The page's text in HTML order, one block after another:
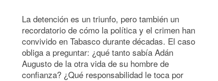
La detención es un triunfo, pero también un
recordatorio de cómo la política y el crimen han
convivido en Tabasco durante décadas. El caso
obliga a preguntar: ¿qué tanto sabía Adán
Augusto de la otra vida de su hombre de
confianza? ¿Qué responsabilidad le toca por